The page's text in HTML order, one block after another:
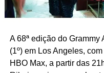
em
nenhum
A 68ª edição do
(1º) em Los Angeles,
HBO Max, a partir das